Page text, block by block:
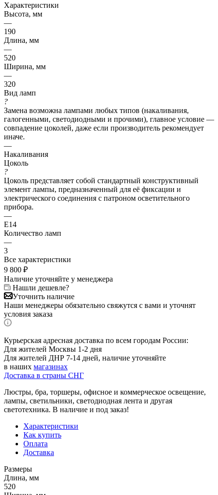
Характеристики
Высота, мм
—
190
Длина, мм
—
520
Ширина, мм
—
320
Вид ламп
?
Замена возможна лампами любых типов (накаливания,
галогенными, светодиодными и прочими), главное условие —
совпадение цоколей, даже если производитель рекомендует
иначе.
—
Накаливания
Цоколь
?
Цоколь представляет собой стандартный конструктивный
элемент лампы, предназначенный для её фиксации и
электрического соединения с патроном осветительного
прибора.
—
E14
Количество ламп
—
3
Все характеристики
9 800 ₽
Наличие уточняйте у менеджера
Нашли дешевле?
Уточнить наличие
Наши менеджеры обязательно свяжутся с вами и уточнят
условия заказа
Курьерская адресная доставка по всем городам России:
Для жителей Москвы 1-2 дня
Для жителей ДНР 7-14 дней, наличие уточняйте
в наших магазинах
Доставка в страны СНГ
Люстры, бра, торшеры, офисное и коммерческое освещение,
лампы, светильники, светодиодная лента и другая
светотехника. В наличие и под заказ!
Характеристики
Как купить
Оплата
Доставка
Размеры
Длина, мм
520